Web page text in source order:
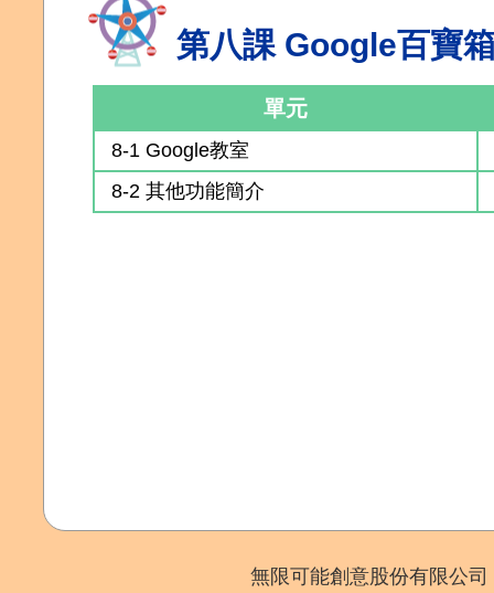
第八課 Google百寶
單元
8-1 Google教室
8-2 其他功能簡介
無限可能創意股份有限公